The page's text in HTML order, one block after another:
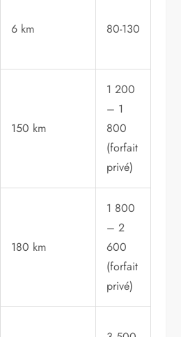
6 km 80-130
150 km
1 200
– 1
800
(forfait
privé)
180 km
1 800
– 2
600
(forfait
privé)